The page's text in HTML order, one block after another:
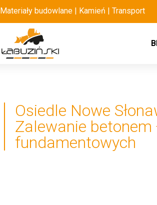
Materiały budowlane | Kamień | Transport
Osiedle Nowe
Zalewanie betonem
fundamentowych